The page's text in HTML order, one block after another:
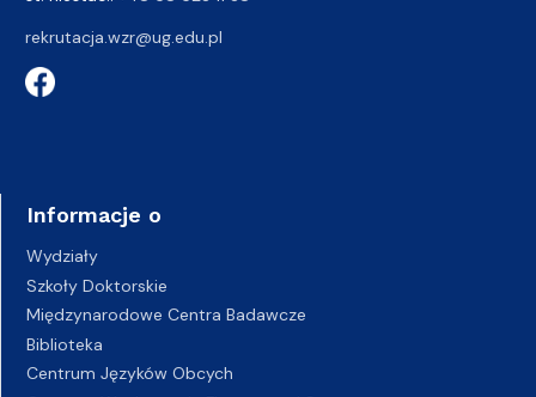
rekrutacja.wzr@ug.edu.pl
Informacje o
Wydziały
Szkoły Doktorskie
Międzynarodowe Centra Badawcze
Biblioteka
Centrum Języków Obcych